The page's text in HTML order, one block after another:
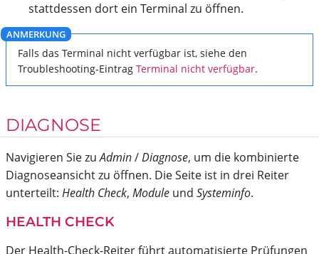
stattdessen dort ein Terminal zu öffnen.
Falls das Terminal nicht verfügbar ist, siehe den
Troubleshooting-Eintrag Terminal nicht verfügbar.
DIAGNOSE
Navigieren Sie zuAdmin/Diagnose, um die kombinierte
Diagnoseansicht zu öffnen. Die Seite ist in drei Reiter
unterteilt: Health Check, Module und Systeminfo.
HEALTH CHECK
Der Health-Check-Reiter führt automatisierte Prüfungen